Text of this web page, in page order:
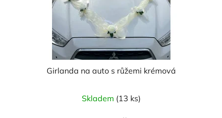
Girlanda na auto s růžemi krémová
Skladem (13 ks)